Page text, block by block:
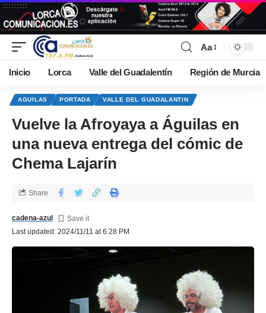
Aa
Inicio Lorca Valle del Guadalentín Región de Murcia
AGUILAS PORTADA VALLE DEL GUADALANTIN
Vuelve la Afroyaya a Águilas en
una nueva entrega del cómic de
Chema Lajarín
Last updated: 2024/11/11 at 6:28 PM
cadena-azul
Share